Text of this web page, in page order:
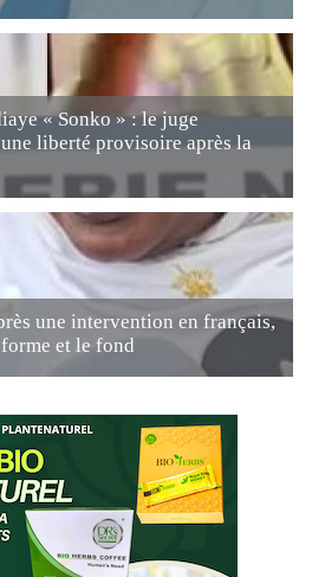
« Sonko » : le juge
liberté provisoire après la
une intervention en français,
et le fond